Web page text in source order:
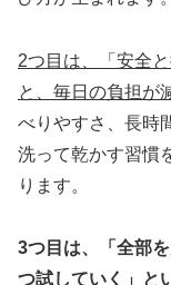
2つ目は、「安全
と、毎日の負担が
べりやすさ、長時
洗って乾かす習慣
ります。
3つ目は、「全部
つ試していく」と